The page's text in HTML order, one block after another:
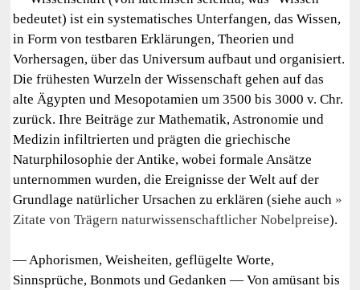
bedeutet) ist ein systematisches Unterfangen, das Wissen,
in Form von testbaren Erklärungen, Theorien und
Vorhersagen, über das Universum aufbaut und organisiert.
Die frühesten Wurzeln der Wissenschaft gehen auf das
alte Ägypten und Mesopotamien um 3500 bis 3000 v. Chr.
zurück. Ihre Beiträge zur Mathematik, Astronomie und
Medizin infiltrierten und prägten die griechische
Naturphilosophie der Antike, wobei formale Ansätze
unternommen wurden, die Ereignisse der Welt auf der
Grundlage natürlicher Ursachen zu erklären (siehe auch
Zitate von Trägern naturwissenschaftlicher Nobelpreise).
— Aphorismen, Weisheiten, geflügelte Worte,
Sinnsprüche, Bonmots und Gedanken — Von amüsant bis